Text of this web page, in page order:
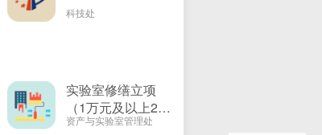
科技处
实验室修缮立项
（1万元及以上20
万元以下）
资产与实验室管理处